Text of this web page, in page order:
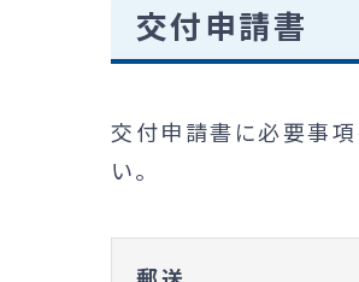
交付申請書
交付申請書に必要事項
い。